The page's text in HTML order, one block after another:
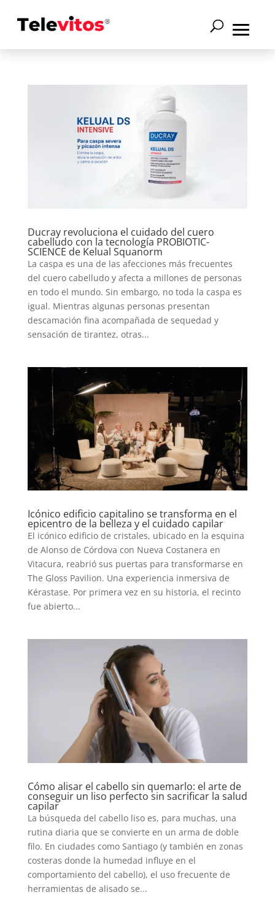
Ducray revoluciona el cuidado del cuero
cabelludo con la tecnología PROBIOTIC-
SCIENCE de Kelual Squanorm
La caspa es una de las afecciones más frecuentes
del cuero cabelludo y afecta a millones de personas
en todo el mundo. Sin embargo, no toda la caspa es
igual. Mientras algunas personas presentan
descamación fina acompañada de sequedad y
sensación de tirantez, otras...
Icónico edificio capitalino se transforma en el
epicentro de la belleza y el cuidado capilar
El icónico edificio de cristales, ubicado en la esquina
de Alonso de Córdova con Nueva Costanera en
Vitacura, reabrió sus puertas para transformarse en
The Gloss Pavilion. Una experiencia inmersiva de
Kérastase. Por primera vez en su historia, el recinto
fue abierto...
Cómo alisar el cabello sin quemarlo: el arte de
conseguir un liso perfecto sin sacrificar la salud
capilar
La búsqueda del cabello liso es, para muchas, una
rutina diaria que se convierte en un arma de doble
filo. En ciudades como Santiago (y también en zonas
costeras donde la humedad influye en el
comportamiento del cabello), el uso frecuente de
herramientas de alisado se...